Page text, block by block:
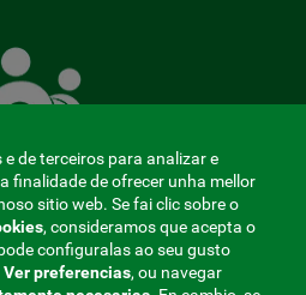
de terceiros para analizar e
finalidade de ofrecer unha mellor
sitio web. Se fai clic sobre o
, consideramos que acepta o
configuralas ao seu gusto
Ver preferencias, ou navegar